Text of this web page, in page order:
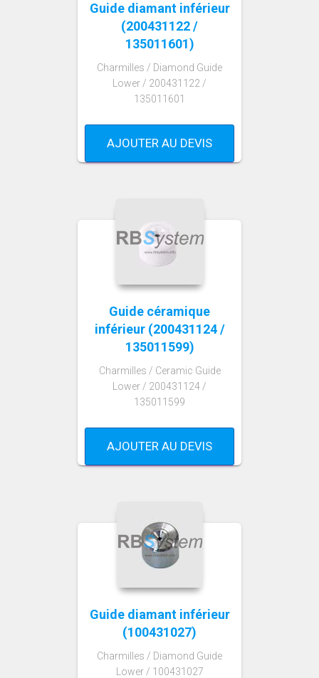
Guide diamant inférieur
(200431122 /
135011601)
Charmilles / Diamond Guide
Lower / 200431122 /
135011601
AJOUTER AU DEVIS
Guide céramique
inférieur (200431124 /
135011599)
Charmilles / Ceramic Guide
Lower / 200431124 /
135011599
AJOUTER AU DEVIS
Guide diamant inférieur
(100431027)
Charmilles / Diamond Guide
Lower / 100431027